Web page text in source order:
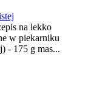
na lekko
w piekarniku
- 175 g mas...